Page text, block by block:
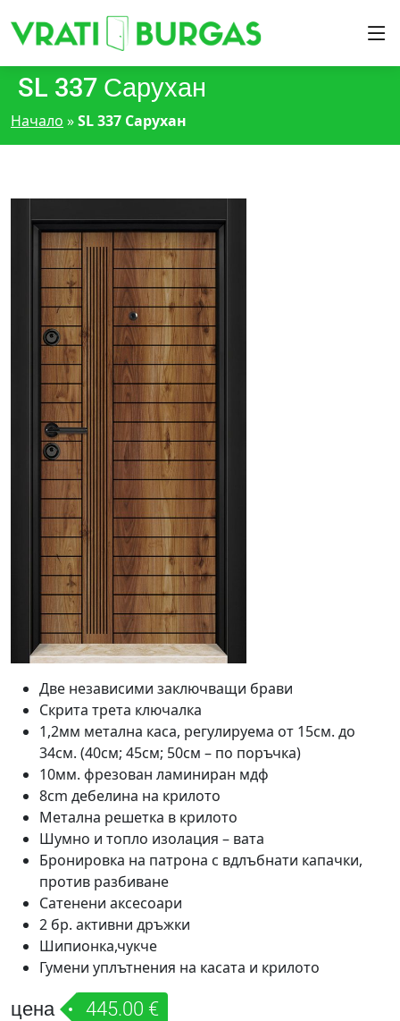
SL 337 Сарухан
Начало »SL 337 Сарухан
Две независими заключващи брави
Скрита трета ключалка
1,2мм метална каса, регулируема от 15см. до
34см. (40см; 45см; 50см – по поръчка)
10мм. фрезован ламиниран мдф
8cm дебелина на крилото
Метална решетка в крилото
Шумно и топло изолация – вата
Бронировка на патрона с вдлъбнати капачки,
против разбиване
Сатенени аксесоари
2 бр. активни дръжки
Шипионка,чукче
Гумени уплътнения на касата и крилото
цена 445.00 €